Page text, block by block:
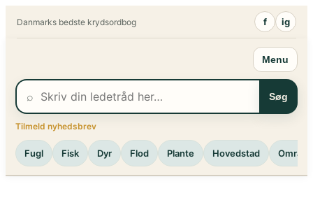
Danmarks bedste krydsordbog f ig
Menu
⌕ Søg
Tilmeld nyhedsbrev
Fugl Fisk Dyr Flod Plante Hovedstad Område